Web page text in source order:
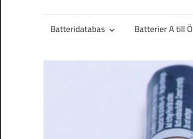
Batteridatabas Batterier A till Ö